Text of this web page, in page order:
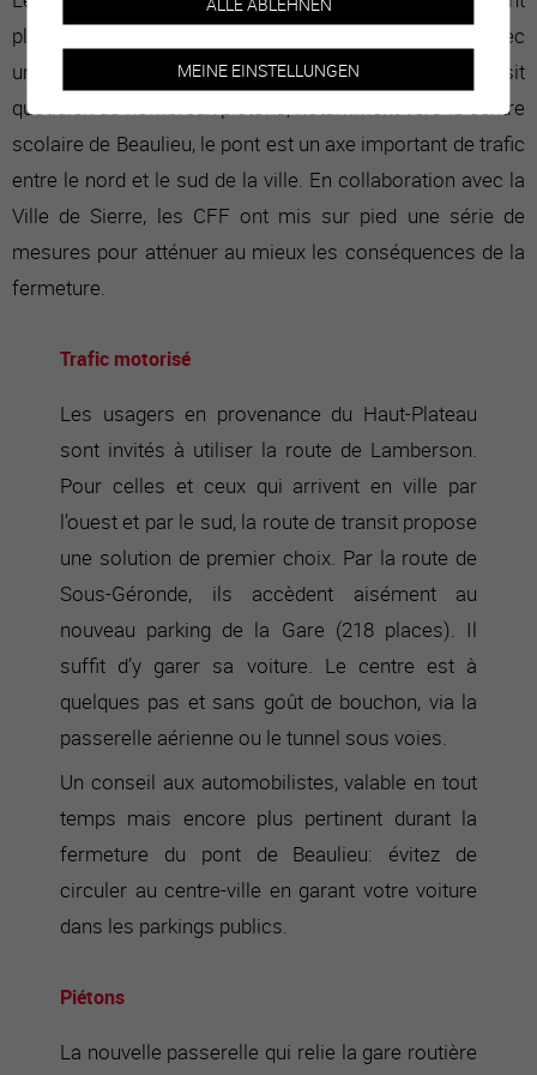
plusieurs années, en raison d'oppositions en cours. Avec
une moyenne de 5'000 véhicules par jour, le transit
quotidien de nombreux piétons, notamment vers le centre
scolaire de Beaulieu, le pont est un axe important de trafic
entre le nord et le sud de la ville. En collaboration avec la
Ville de Sierre, les CFF ont mis sur pied une série de
mesures pour atténuer au mieux les conséquences de la
fermeture.
Trafic motorisé
Les usagers en provenance du Haut-Plateau
sont invités à utiliser la route de Lamberson.
Pour celles et ceux qui arrivent en ville par
l’ouest et par le sud, la route de transit propose
une solution de premier choix. Par la route de
Sous-Géronde, ils accèdent aisément au
nouveau parking de la Gare (218 places). Il
suffit d’y garer sa voiture. Le centre est à
quelques pas et sans goût de bouchon, via la
passerelle aérienne ou le tunnel sous voies.
Un conseil aux automobilistes, valable en tout
temps mais encore plus pertinent durant la
fermeture du pont de Beaulieu: évitez de
circuler au centre-ville en garant votre voiture
dans les parkings publics.
Piétons
La nouvelle passerelle qui relie la gare routière
MEINE EINSTELLUNGEN